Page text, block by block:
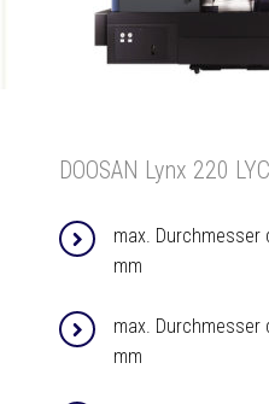
DOOSAN Lynx 220
max. Durchmesser
mm
max. Durchmesser
mm